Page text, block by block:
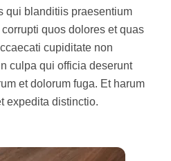
qui blanditiis praesentium
quos dolores et quas
cupiditate non
culpa qui officia deserunt
et dolorum fuga. Et harum
expedita distinctio.